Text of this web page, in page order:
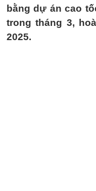
bằng dự án cao
trong tháng 3,
2025.